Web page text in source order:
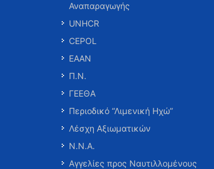
Αναπαραγωγής
UNHCR
CEPOL
ΕΑΑΝ
Π.Ν.
ΓΕΕΘΑ
Περιοδικό “Λιμενική Ηχώ”
Λέσχη Αξιωματικών
Ν.Ν.Α.
Αγγελίες προς Ναυτιλλομένους